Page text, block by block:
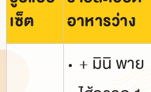
เซ็ต
อาหารว่าง
+ มินิ พาย
ไส้กรอก 1